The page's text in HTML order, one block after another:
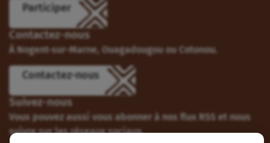
Participer
Contactez-nous
À Nogent-sur-Marne, Ouagadougou ou Cotonou.
Contactez-nous
Suivez-nous
Vous pouvez aussi vous abonner à nos flux RSS et nous
suivre sur les réseaux sociaux.